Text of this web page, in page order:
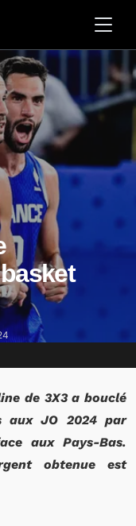
de 3X3 a bouclé
aux JO 2024 par
aux Pays-Bas.
obtenue est